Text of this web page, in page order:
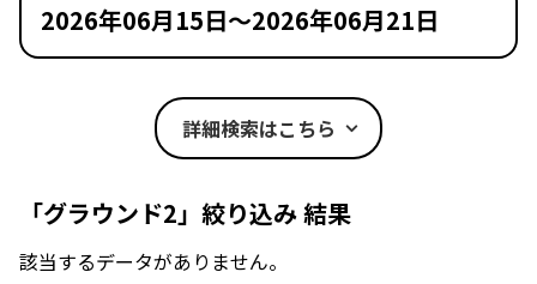
2026年06月15日～2026年06月21日
詳細検索はこちら
「グラウンド2」絞り込み 結果
該当するデータがありません。